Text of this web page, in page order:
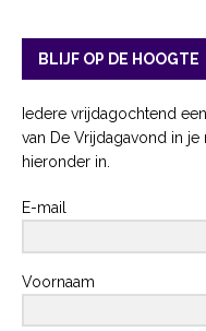
BLIJF OP DE HOOGTE
Iedere vrijdagochtend
van De Vrijdagavond in
hieronder in.
E-mail
Voornaam